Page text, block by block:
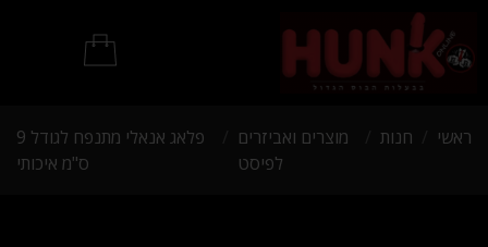
ראשי חנות
מוצרים ואביזרים
לפיסט
פלאג אנאלי מתנפח לגודל 9
ס"מ איכותי